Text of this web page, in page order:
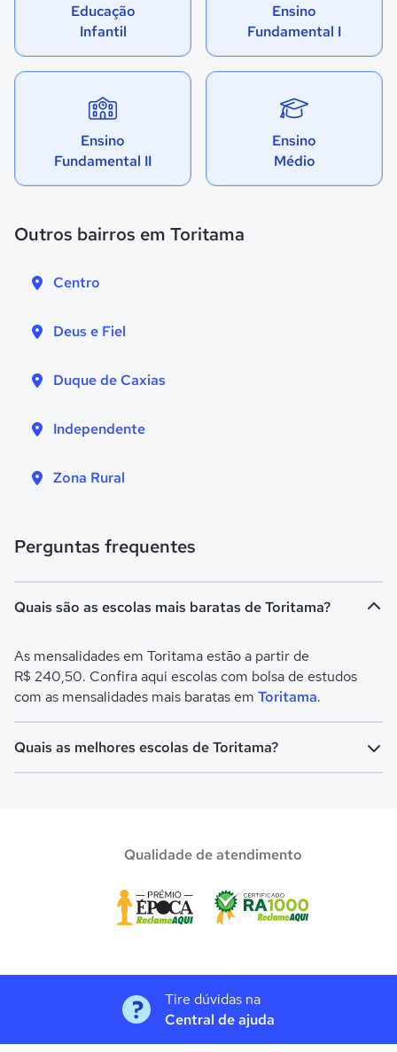
Educação
Infantil
Ensino
Fundamental I
Ensino
Fundamental II
Ensino
Médio
Outros bairros em Toritama
Centro
Deus e Fiel
Duque de Caxias
Independente
Zona Rural
Perguntas frequentes
Quais são as escolas mais baratas de Toritama?
As mensalidades em Toritama estão a partir de
R$ 240,50. Confira aqui escolas com bolsa de estudos
com as mensalidades mais baratas em Toritama.
Quais as melhores escolas de Toritama?
Qualidade de atendimento
Tire dúvidas na
Central de ajuda